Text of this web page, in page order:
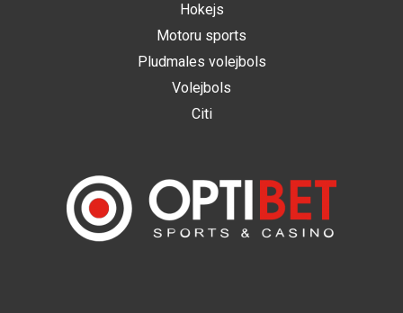
Hokejs
Motoru sports
Pludmales volejbols
Volejbols
Citi